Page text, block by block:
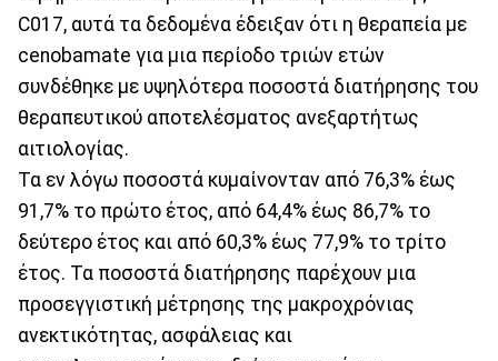
C017, αυτά τα δεδομένα έδειξαν ότι η θεραπεία με
cenobamate για μια περίοδο τριών ετών
συνδέθηκε με υψηλότερα ποσοστά διατήρησης του
θεραπευτικού αποτελέσματος ανεξαρτήτως
αιτιολογίας.
Τα εν λόγω ποσοστά κυμαίνονταν από 76,3% έως
91,7% το πρώτο έτος, από 64,4% έως 86,7% το
δεύτερο έτος και από 60,3% έως 77,9% το τρίτο
έτος. Τα ποσοστά διατήρησης παρέχουν μια
προσεγγιστική μέτρησης της μακροχρόνιας
ανεκτικότητας, ασφάλειας και